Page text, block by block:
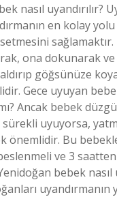
nasıl uyandırılır?
en kolay
ona dokunarak
göğsünüze
Gece uyuyan
Ancak bebek
uyuyorsa,
önemlidir. Bu
ve 3
bebek nasıl
uyandırmanın